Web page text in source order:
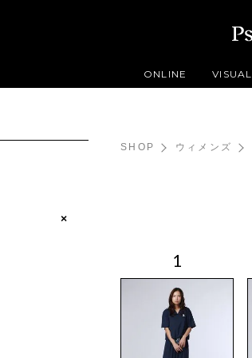
ONLINE VISUAL
SHOP ウィメンズ
×